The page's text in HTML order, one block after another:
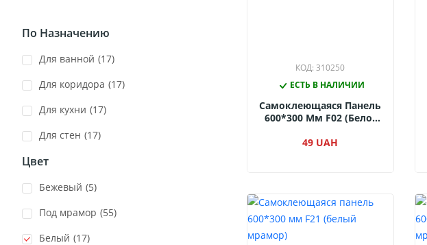
КОД: 310250
ЕСТЬ В НАЛИЧИИ
Самоклеющаяся Панель
600*300 Мм F02 (бело-
Золотом)
49 UAH
По Назначению
для ванной (17)
для коридора (17)
для кухни (17)
для стен (17)
Цвет
Бежевый (5)
Под мрамор (55)
Белый (17)